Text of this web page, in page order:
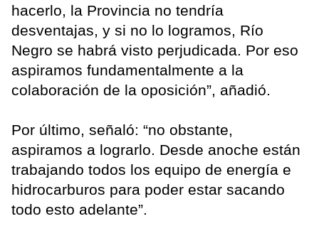
hacerlo, la Provincia no tendría
desventajas, y si no lo logramos, Río
Negro se habrá visto perjudicada. Por eso
aspiramos fundamentalmente a la
colaboración de la oposición”, añadió.
Por último, señaló: “no obstante,
aspiramos a lograrlo. Desde anoche están
trabajando todos los equipo de energía e
hidrocarburos para poder estar sacando
todo esto adelante”.